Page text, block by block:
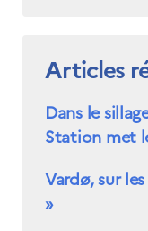
Articles
Dans le
Station met
Vardø, sur
»